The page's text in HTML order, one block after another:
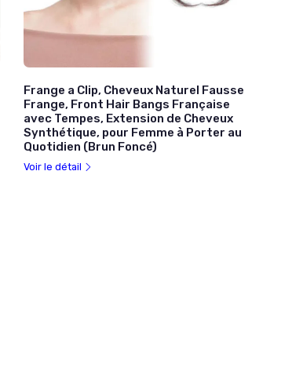
Frange a Clip, Cheveux Naturel Fausse
Frange, Front Hair Bangs Française
avec Tempes, Extension de Cheveux
Synthétique, pour Femme à Porter au
Quotidien (Brun Foncé)
Voir le détail